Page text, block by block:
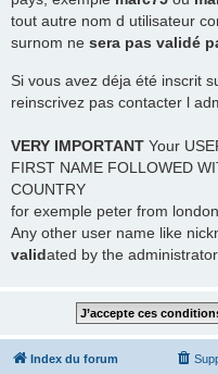
tout autre nom d utilisateur
surnom ne sera pas validé
Si vous avez déja été inscrit
reinscrivez pas contacter l
VERY IMPORTANT Your
FIRST NAME FOLLOWED
COUNTRY
for exemple peter from
Any other user name like
validated by the
Index du forum